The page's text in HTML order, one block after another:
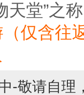
天堂”之
仅含往
-敬请自理